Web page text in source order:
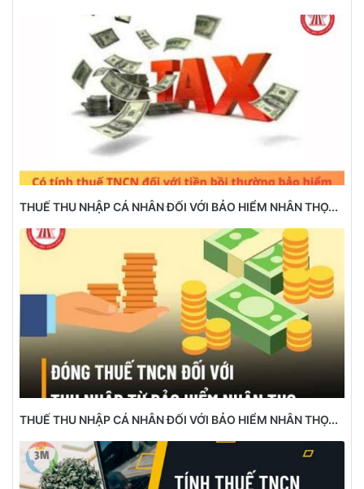
THUẾ THU NHẬP CÁ NHÂN ĐỐI VỚI BẢO HIỂM NHÂN THỌ...
THUẾ THU NHẬP CÁ NHÂN ĐỐI VỚI BẢO HIỂM NHÂN THỌ...